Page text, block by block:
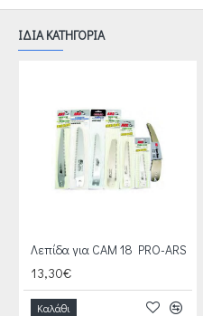
ΙΔΙΑ ΚΑΤΗΓΟΡΙΑ
Λεπίδα για CAM 18 PRO-ARS
13,30€
Καλάθι